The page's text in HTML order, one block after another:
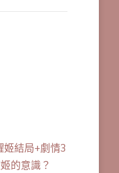
結局+劇情3
的意識？